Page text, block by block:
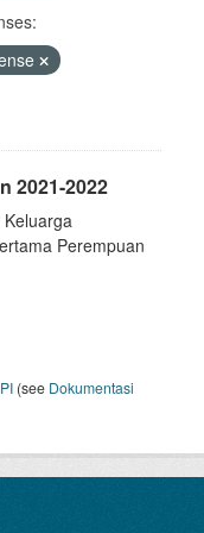
2021-2022
Perempuan
(see Dokumentasi